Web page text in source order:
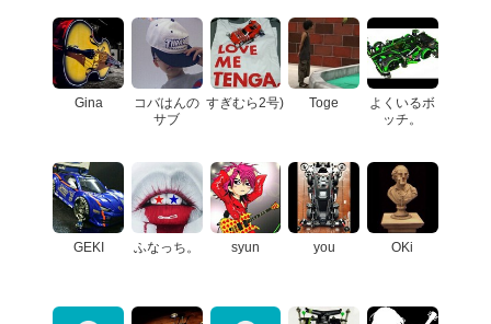
Gina
コバはんの
サブ
すぎむら2号) Toge
よくいるボ
ッチ。
GEKI ふなっち。 syun you OKi